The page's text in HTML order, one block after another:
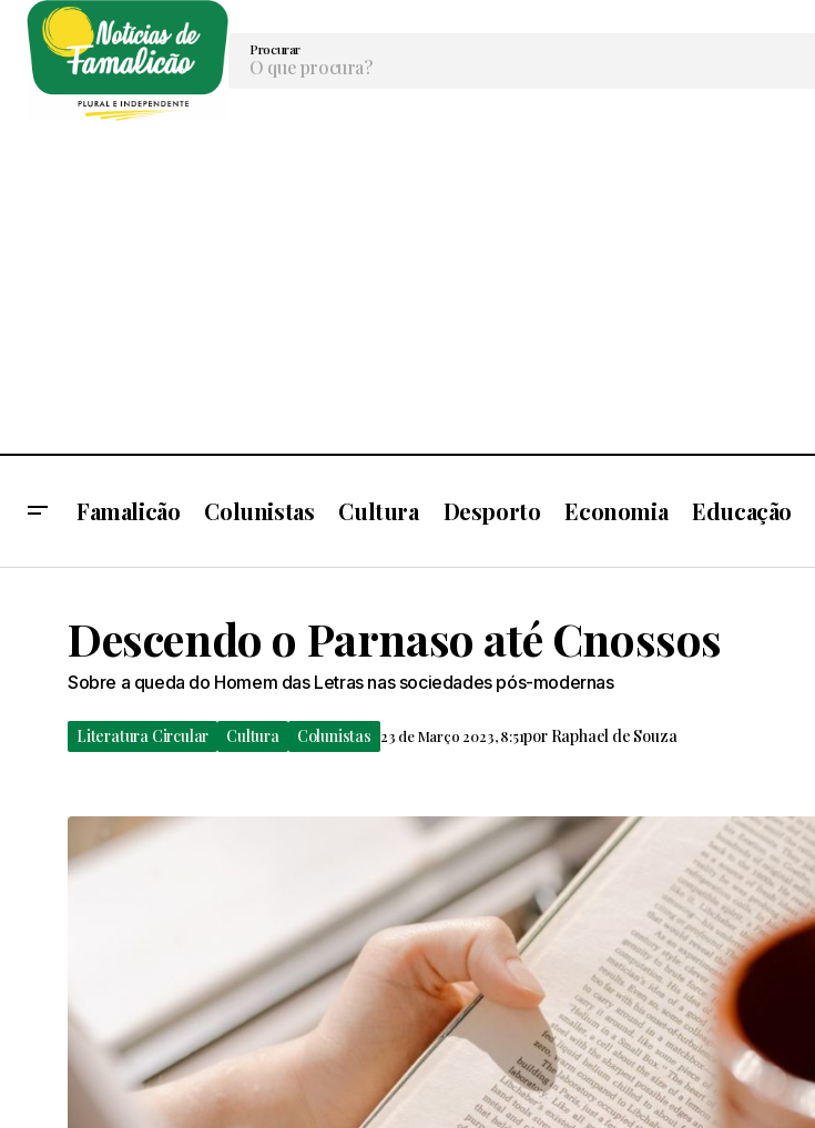
Procurar
Famalicão Colunistas Cultura Desporto Economia Educação
Descendo o Parnaso até Cnossos
Sobre a queda do Homem das Letras nas sociedades pós-modernas
Literatura Circular Cultura Colunistas 23 de Março 2023, 8:51por Raphael de Souza